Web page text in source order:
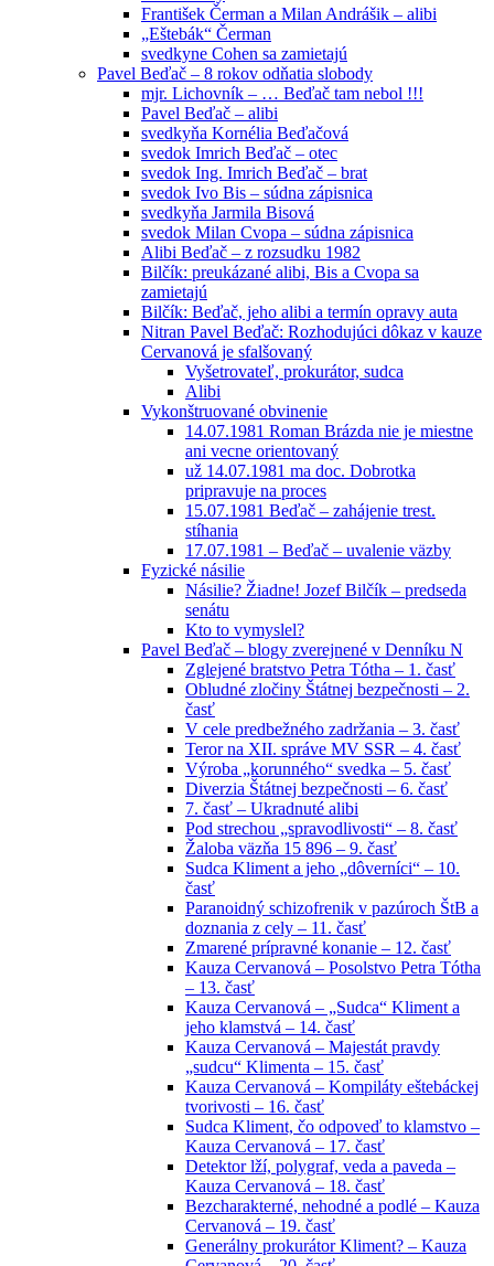
František Čerman a Milan Andrášik – alibi
„Eštebák“ Čerman
svedkyne Cohen sa zamietajú
Pavel Beďač – 8 rokov odňatia slobody
mjr. Lichovník – … Beďač tam nebol !!!
Pavel Beďač – alibi
svedkyňa Kornélia Beďačová
svedok Imrich Beďač – otec
svedok Ing. Imrich Beďač – brat
svedok Ivo Bis – súdna zápisnica
svedkyňa Jarmila Bisová
svedok Milan Cvopa – súdna zápisnica
Alibi Beďač – z rozsudku 1982
Bilčík: preukázané alibi, Bis a Cvopa sa
zamietajú
Bilčík: Beďač, jeho alibi a termín opravy auta
Nitran Pavel Beďač: Rozhodujúci dôkaz v kauze
Cervanová je sfalšovaný
Vyšetrovateľ, prokurátor, sudca
Alibi
Vykonštruované obvinenie
14.07.1981 Roman Brázda nie je miestne
ani vecne orientovaný
už 14.07.1981 ma doc. Dobrotka
pripravuje na proces
15.07.1981 Beďač – zahájenie trest.
stíhania
17.07.1981 – Beďač – uvalenie väzby
Fyzické násilie
Násilie? Žiadne! Jozef Bilčík – predseda
senátu
Kto to vymyslel?
Pavel Beďač – blogy zverejnené v Denníku N
Zglejené bratstvo Petra Tótha – 1. časť
Obludné zločiny Štátnej bezpečnosti – 2.
časť
V cele predbežného zadržania – 3. časť
Teror na XII. správe MV SSR – 4. časť
Výroba „korunného“ svedka – 5. časť
Diverzia Štátnej bezpečnosti – 6. časť
7. časť – Ukradnuté alibi
Pod strechou „spravodlivosti“ – 8. časť
Žaloba väzňa 15 896 – 9. časť
Sudca Kliment a jeho „dôverníci“ – 10.
časť
Paranoidný schizofrenik v pazúroch ŠtB a
doznania z cely – 11. časť
Zmarené prípravné konanie – 12. časť
Kauza Cervanová – Posolstvo Petra Tótha
– 13. časť
Kauza Cervanová – „Sudca“ Kliment a
jeho klamstvá – 14. časť
Kauza Cervanová – Majestát pravdy
„sudcu“ Klimenta – 15. časť
Kauza Cervanová – Kompiláty eštebáckej
tvorivosti – 16. časť
Sudca Kliment, čo odpoveď to klamstvo –
Kauza Cervanová – 17. časť
Detektor lží, polygraf, veda a paveda –
Kauza Cervanová – 18. časť
Bezcharakterné, nehodné a podlé – Kauza
Cervanová – 19. časť
Generálny prokurátor Kliment? – Kauza